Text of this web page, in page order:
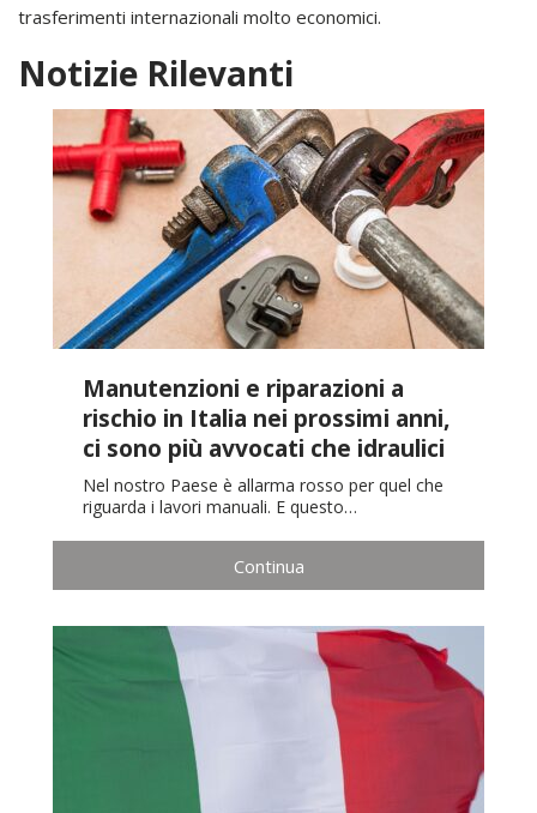
trasferimenti internazionali molto economici.
Notizie Rilevanti
Manutenzioni e riparazioni a
rischio in Italia nei prossimi anni,
ci sono più avvocati che idraulici
Nel nostro Paese è allarma rosso per quel che
riguarda i lavori manuali. E questo…
Continua